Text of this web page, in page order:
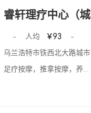
睿轩理疗中心（
- 人均 ￥93
-
乌兰浩特市铁西北大路城
足疗按摩，推拿按摩，养...